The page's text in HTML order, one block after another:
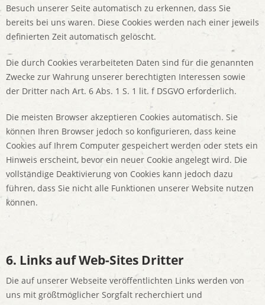
Besuch unserer Seite automatisch zu erkennen, dass Sie
bereits bei uns waren. Diese Cookies werden nach einer jeweils
definierten Zeit automatisch gelöscht.
Die durch Cookies verarbeiteten Daten sind für die genannten
Zwecke zur Wahrung unserer berechtigten Interessen sowie
der Dritter nach Art. 6 Abs. 1 S. 1 lit. f DSGVO erforderlich.
Die meisten Browser akzeptieren Cookies automatisch. Sie
können Ihren Browser jedoch so konfigurieren, dass keine
Cookies auf Ihrem Computer gespeichert werden oder stets ein
Hinweis erscheint, bevor ein neuer Cookie angelegt wird. Die
vollständige Deaktivierung von Cookies kann jedoch dazu
führen, dass Sie nicht alle Funktionen unserer Website nutzen
können.
6. Links auf Web-Sites Dritter
Die auf unserer Webseite veröffentlichten Links werden von
uns mit größtmöglicher Sorgfalt recherchiert und